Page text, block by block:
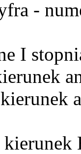
-
I
kierunek